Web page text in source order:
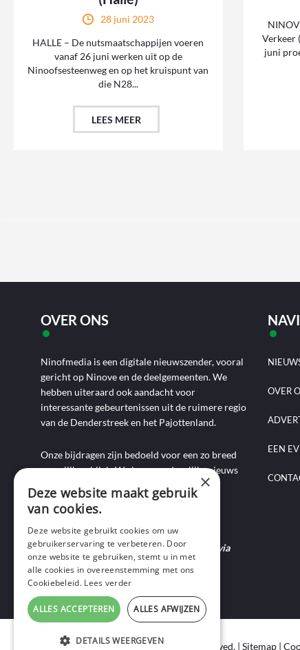
28 juni 2023
HALLE – De nutsmaatschappijen voeren
vanaf 26 juni werken uit op de
Ninoofsesteenweg en op het kruispunt van
die N28...
LEES MEER
Verkeer
juni
OVER ONS
Ninofmedia is een digitale nieuwszender, vooral
gericht op Ninove en de deelgemeenten. We
hebben uiteraard ook aandacht voor
interessante gebeurtenissen uit de ruimere regio
van de Denderstreek en het Pajottenland.
Onze bijdragen zijn bedoeld voor een zo breed
mogelijk publiek. We brengen dagelijks nieuws
aan de hand van artikels, foto-, audio- en
videoverslagen, interviews, reportages en
commentaarstukken.
Heb je nieuws te melden? Contacteer ons via
mail of bel ons op 0495-69 32 72.
OVER
EEN
Copyright © 2020 Ninof Media. All Rights Reserved. | Sitemap |
×
Deze website maakt gebruik
van cookies.
Deze website gebruikt cookies om uw
gebruikerservaring te verbeteren. Door
onze website te gebruiken, stemt u in met
alle cookies in overeenstemming met ons
Cookiebeleid. Lees verder
ALLES ACCEPTEREN ALLES AFWIJZEN
DETAILS WEERGEVEN